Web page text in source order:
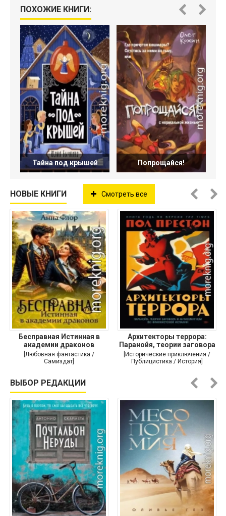
ПОХОЖИЕ КНИГИ:
Тайна под крышей Попрощайся!
НОВЫЕ КНИГИ Смотреть все
Бесправная Истинная в
академии драконов
[Любовная фантастика /
Самиздат]
Архитекторы террора:
Паранойя, теории заговора
и
[Исторические приключения /
Публицистика / История]
ВЫБОР РЕДАКЦИИ